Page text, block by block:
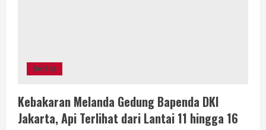
Berita
Kebakaran Melanda Gedung Bapenda DKI
Jakarta, Api Terlihat dari Lantai 11 hingga 16